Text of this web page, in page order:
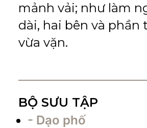
mảnh vải; như làm
dài, hai bên và phần
vừa vặn.
BỘ SƯU TẬP
- Dạo phố